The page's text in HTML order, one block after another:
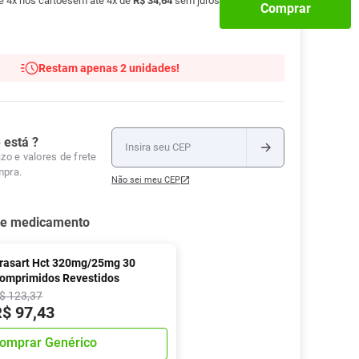
Protetor de Colchão
Roupas Íntimas
Comprar
Restam apenas 2 unidades!
está ?
e valores de frete
Não sei meu CEP
medicamento
Hct 320mg/25mg 30
Revestidos
123,37
97,43
Genérico